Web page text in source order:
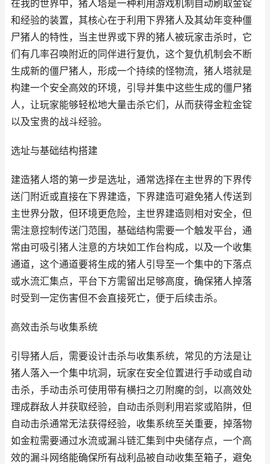
在我的世界中，猪人塔是一种利用游戏机制自动刷取金锭
和经验的装置，其核心在于利用下界猪人及其幼年变种僵
尸猪人的特性，当主世界或下界的猪人被玩家击杀时，它
们有几率召唤附近的同伴进行复仇，这个复仇机制会不断
生成新的僵尸猪人，形成一个持续的怪物流，猪人塔就是
构建一个安全高效的环境，引导并集中这些生成的僵尸猪
人，让玩家能够轻松地大量击杀它们，从而获得金粒金锭
以及宝贵的战斗经验。
选址与基础结构搭建
建造猪人塔的第一步是选址，通常选择在主世界的下界传
送门附近或直接在下界建造，下界建造可避免猪人传送到
主世界分散，但环境更危险，主世界建造则相对安全，但
需注意控制传送门范围，基础结构需要一个触发平台，通
常由可吸引猪人注意的方块如工作台构成，以及一个收集
通道，这个通道要将生成的猪人引导至一个集中的下落点
或水流汇集点，平台下方需留出足够高度，确保猪人掉落
时受到一定伤害但不会直接死亡，便于后续击杀。
高效击杀与收集系统
引导猪人后，需要设计击杀与收集系统，常见的方法是让
猪人落入一个集中坑洞，玩家在安全位置进行手动或自动
击杀，手动击杀可使用带有横扫之刃附魔的剑，以高效处
理成群敌人并获取经验，自动击杀则利用岩浆或陷阱，但
自动击杀通常无法获得经验，收集系统至关重要，掉落物
如金粒需要通过水流或漏斗链汇集到中央储存点，一个高
效的漏斗网络能确保所有战利品被自动收集至箱子，避免